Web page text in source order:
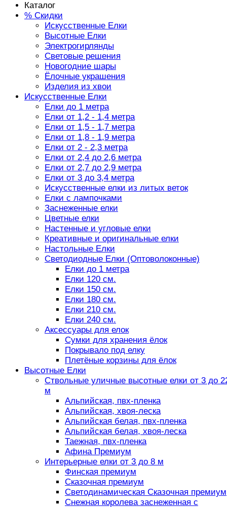
Каталог
% Скидки
Искусственные Елки
Высотные Елки
Электрогирлянды
Световые решения
Новогодние шары
Ёлочные украшения
Изделия из хвои
Искусственные Елки
Елки до 1 метра
Елки от 1,2 - 1,4 метра
Елки от 1,5 - 1,7 метра
Елки от 1,8 - 1,9 метра
Елки от 2 - 2,3 метра
Елки от 2,4 до 2,6 метра
Елки от 2,7 до 2,9 метра
Елки от 3 до 3,4 метра
Искусственные елки из литых веток
Елки с лампочками
Заснеженные елки
Цветные елки
Настенные и угловые елки
Креативные и оригинальные елки
Настольные Елки
Светодиодные Елки (Оптоволоконные)
Елки до 1 метра
Елки 120 см.
Елки 150 см.
Елки 180 см.
Елки 210 см.
Елки 240 см.
Аксессуары для елок
Сумки для хранения ёлок
Покрывало под елку
Плетёные корзины для ёлок
Высотные Елки
Ствольные уличные высотные елки от 3 до
м
Альпийская, пвх-пленка
Альпийская, хвоя-леска
Альпийская белая, пвх-пленка
Альпийская белая, хвоя-леска
Таежная, пвх-пленка
Афина Премиум
Интерьерные елки от 3 до 8 м
Финская премиум
Сказочная премиум
Светодинамическая Сказочная премиум
Снежная королева заснеженная с